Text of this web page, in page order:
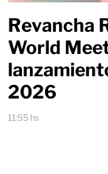
Revancha
World
2026
11:55 hs